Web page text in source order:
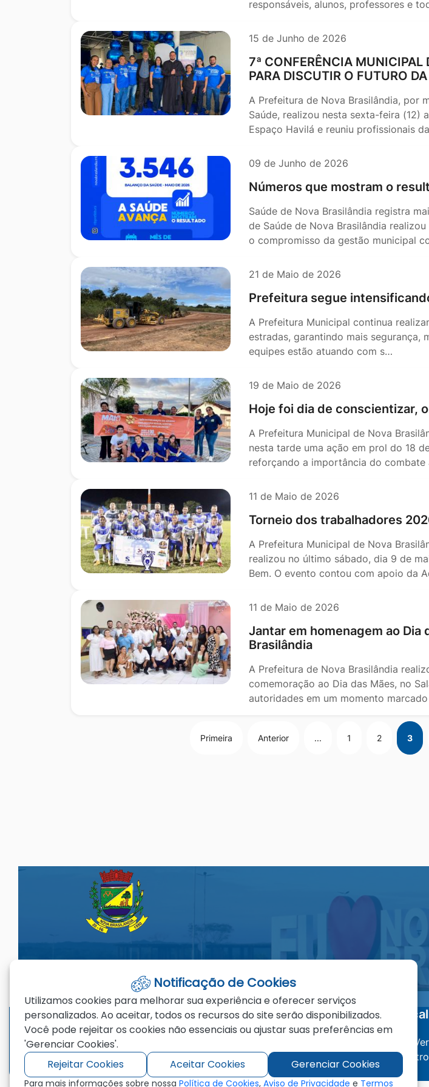
responsáveis, alunos, professores e
15 de Junho de 2026
7ª CONFERÊNCIA MUNICIPAL
PARA DISCUTIR O FUTURO
A Prefeitura de Nova Brasilândia, por
Saúde, realizou nesta sexta-feira (12)
Espaço Havilá e reuniu profissionais
09 de Junho de 2026
Números que mostram o
Saúde de Nova Brasilândia registra
de Saúde de Nova Brasilândia
o compromisso da gestão municipal
21 de Maio de 2026
Prefeitura segue
A Prefeitura Municipal continua
estradas, garantindo mais segurança,
equipes estão atuando com s…
19 de Maio de 2026
Hoje foi dia de conscientizar,
A Prefeitura Municipal de Nova
nesta tarde uma ação em prol do 18
reforçando a importância do combate
11 de Maio de 2026
Torneio dos trabalhadores
A Prefeitura Municipal de Nova
realizou no último sábado, dia 9 de
Bem. O evento contou com apoio da
11 de Maio de 2026
Jantar em homenagem ao
Brasilândia
A Prefeitura de Nova Brasilândia
comemoração ao Dia das Mães, no
autoridades em um momento
Primeira Anterior ... 1 2 3
Seção do Rodapé e Ouvidoria/
Telefones
(66)3385-1280
(66)98129-4149
Email
Av.
000
Notificação de Cookies
Utilizamos cookies para melhorar sua experiência e oferecer serviços
personalizados. Ao aceitar, todos os recursos do site serão disponibilizados.
Você pode rejeitar os cookies não essenciais ou ajustar suas preferências em
'Gerenciar Cookies'.
Rejeitar Cookies
Aceitar Cookies Gerenciar Cookies
Para mais informações sobre nossa Política de Cookies, Aviso de Privacidade e Termos